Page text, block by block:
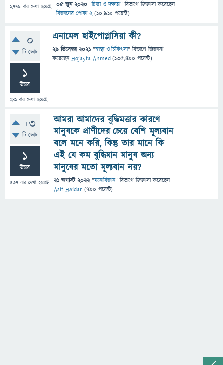
1,779 বার দেখা হয়েছে 05 জুন 2020 "চিন্তা ও দক্ষতা" বিভাগে জিজ্ঞাসাকরেছেন
বিজ্ঞানের পোকা 2 (10,910 পয়েন্ট)
0
টি ভোট
1
উত্তর
241 বার দেখা হয়েছে
এনামেল হাইপোপ্লাসিয়া কী?
29 ডিসেম্বর 2021 "স্বাস্থ্য ও চিকিৎসা" বিভাগে জিজ্ঞাসা
করেছেনHojayfa Ahmed (135,490 পয়েন্ট)
+3
টি ভোট
1
উত্তর
537 বার দেখা হয়েছে
আমরা আমাদের বুদ্ধিমত্তার কারণে
মানুষকে প্রাণীদের চেয়ে বেশি মূল্যবান
বলে মনে করি, কিন্তু তার মানে কি
এই যে কম বুদ্ধিমান মানুষ অন্য
মানুষের মতো মূল্যবান নয়?
21 অগাস্ট 2022 "মনোবিজ্ঞান" বিভাগে জিজ্ঞাসাকরেছেন
Asif Haidar (790 পয়েন্ট)